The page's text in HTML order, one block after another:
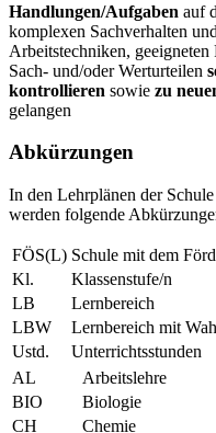
Handlungen/Aufgaben auf
komplexen Sachverhalten
Arbeitstechniken, geeigneten
Sach- und/oder Werturteilen
kontrollieren sowie zu
gelangen
Abkürzungen
In den Lehrplänen der
werden folgende
FÖS(L) Schule mit dem
Kl.
Klassenstufe/n
LB
Lernbereich
LBW
Lernbereich mit
Ustd.
Unterrichtsstunden
AL
Arbeitslehre
BIO
Biologie
CH
Chemie